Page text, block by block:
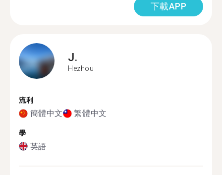
下載APP
J.
Hezhou
流利
簡體中文 繁體中文
學
英語